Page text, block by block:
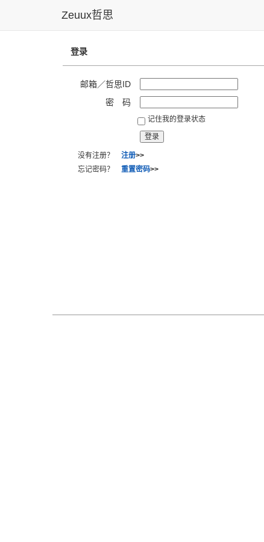
Zeuux哲思
登录
邮箱／哲思ID
密 码
记住我的登录状态
没有注册？ 注册>>
忘记密码？ 重置密码>>